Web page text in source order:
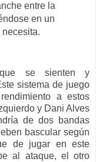
entre la
en un
se sienten y
sistema de juego
a estos
y Dani Alves
de dos bandas
bascular según
de jugar en este
al ataque, el otro